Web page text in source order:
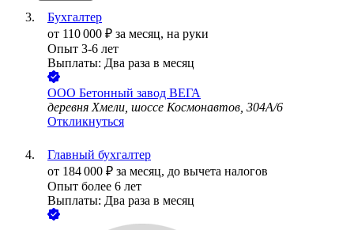
Бухгалтер
от 110 000 ₽ за месяц, на руки
Опыт 3-6 лет
Выплаты: Два раза в месяц
ООО Бетонный завод ВЕГА
деревня Хмели, шоссе Космонавтов, 304А/6
Откликнуться
Главный бухгалтер
от 184 000 ₽ за месяц, до вычета налогов
Опыт более 6 лет
Выплаты: Два раза в месяц